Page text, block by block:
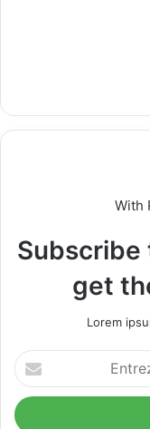
With
Subscribe
get
Lorem
E
n
r